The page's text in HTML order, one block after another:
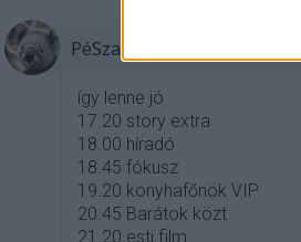
PéSza2
így lenne jó
17.20 story extra
18.00 híradó
18.45 fókusz
19.20 konyhafőnök VIP
20.45 Barátok közt
21.20 esti film